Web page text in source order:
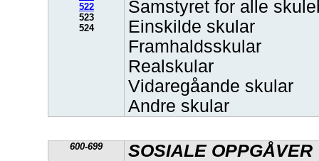
522
523
524
Samstyret for alle
Einskilde skular
Framhaldsskular
Realskular
Vidaregåande skular
Andre skular
600-699 SOSIALE OPPGÅVER